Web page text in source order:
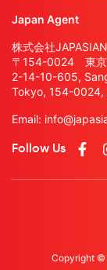
Japan Agent
株式会社
〒154-0024 東京
2-14-10-605,
Tokyo, 154-0024,
Email:
Follow Us
Copyright ©